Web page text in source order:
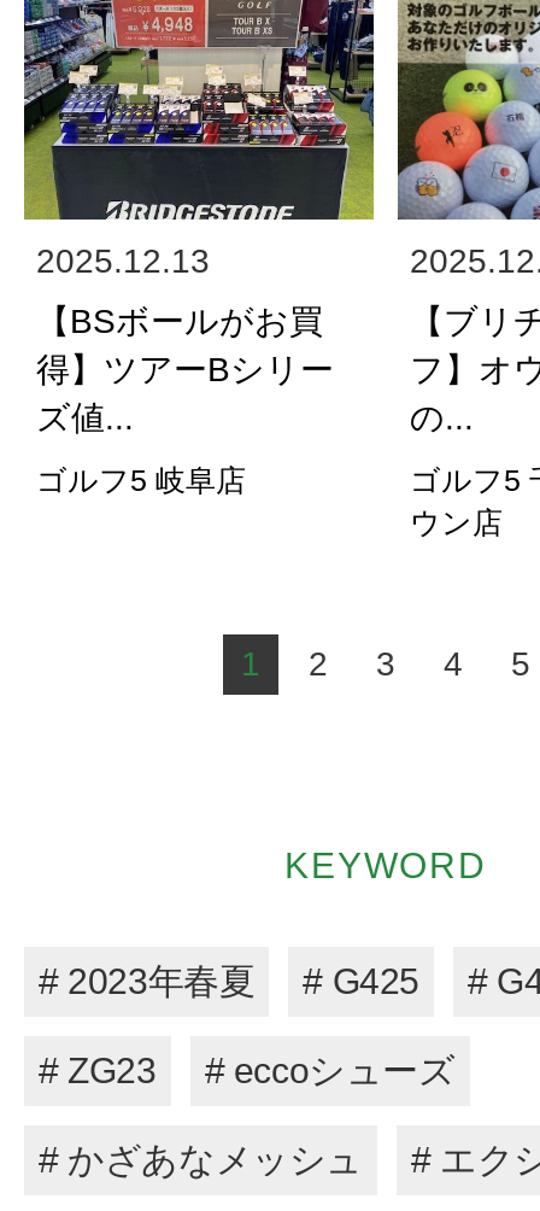
2025.12.13
【BSボールがお買
得】ツアーBシリー
ズ値...
ゴルフ5 岐阜店
【ブリ
フ】オ
の...
ゴルフ5
ウン店
1 2 3 4 5
KEYWORD
# 2023年春夏 # G425 #
# ZG23 # eccoシューズ
# かざあなメッシュ # エク